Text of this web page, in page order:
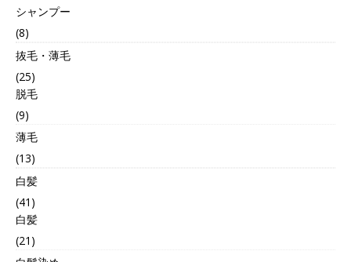
シャンプー
(8)
抜毛・薄毛
(25)
脱毛
(9)
薄毛
(13)
白髪
(41)
白髪
(21)